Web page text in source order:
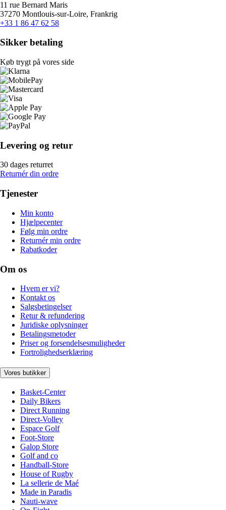
11 rue Bernard Maris
37270 Montlouis-sur-Loire, Frankrig
+33 1 86 47 62 58
Sikker betaling
Køb trygt på vores side
Levering og retur
30 dages returret
Returnér din ordre
Tjenester
Min konto
Hjælpecenter
Følg min ordre
Returnér min ordre
Rabatkoder
Om os
Hvem er vi?
Kontakt os
Salgsbetingelser
Retur & refundering
Juridiske oplysninger
Betalingsmetoder
Priser og forsendelsesmuligheder
Fortrolighedserklæring
Vores butikker
Basket-Center
Daily Bikers
Direct Running
Direct-Volley
Espace Golf
Foot-Store
Galop Store
Golf and co
Handball-Store
House of Rugby
La sellerie de Maé
Made in Paradis
Nauti-wave